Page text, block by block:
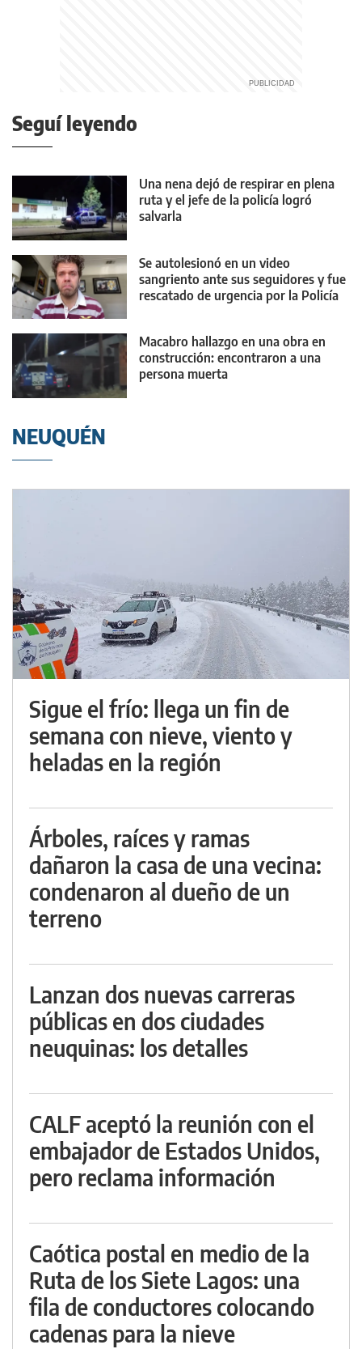
Seguí leyendo
Una nena dejó de respirar en plena
ruta y el jefe de la policía logró
salvarla
Se autolesionó en un video
sangriento ante sus seguidores y fue
rescatado de urgencia por la Policía
Macabro hallazgo en una obra en
construcción: encontraron a una
persona muerta
NEUQUÉN
Sigue el frío: llega un fin de
semana con nieve, viento y
heladas en la región
Árboles, raíces y ramas
dañaron la casa de una vecina:
condenaron al dueño de un
terreno
Lanzan dos nuevas carreras
públicas en dos ciudades
neuquinas: los detalles
CALF aceptó la reunión con el
embajador de Estados Unidos,
pero reclama información
Caótica postal en medio de la
Ruta de los Siete Lagos: una
fila de conductores colocando
cadenas para la nieve